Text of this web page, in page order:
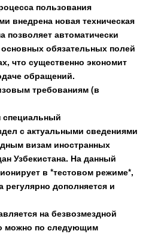
пользования
внедрена новая техническая
позволяет автоматически
основных обязательных полей
что существенно экономит
обращений.
требованиям (в
специальный
с актуальными сведениями
визам иностранных
Узбекистана. На данный
в *тестовом режиме*,
дополняется и
на безвозмездной
можно по следующим